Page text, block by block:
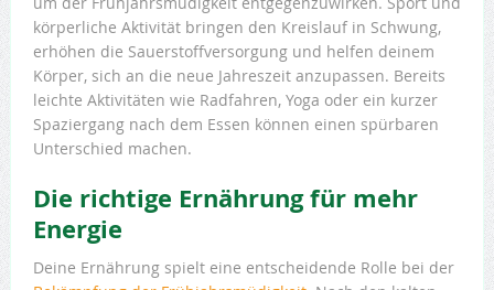
körperliche Aktivität bringen den Kreislauf in Schwung,
erhöhen die Sauerstoffversorgung und helfen deinem
Körper, sich an die neue Jahreszeit anzupassen. Bereits
leichte Aktivitäten wie Radfahren, Yoga oder ein kurzer
Spaziergang nach dem Essen können einen spürbaren
Unterschied machen.
Die richtige Ernährung für mehr
Energie
Deine Ernährung spielt eine entscheidende Rolle bei der